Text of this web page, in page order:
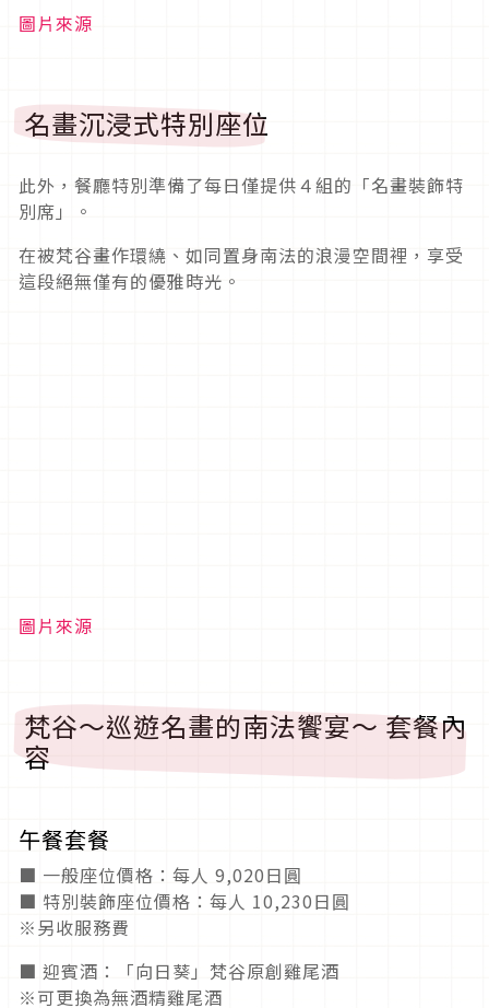
圖片來源
名畫沉浸式特別座位
此外，餐廳特別準備了每日僅提供４組的「名畫裝飾特
別席」。
在被梵谷畫作環繞、如同置身南法的浪漫空間裡，享受
這段絕無僅有的優雅時光。
圖片來源
梵谷～巡遊名畫的南法饗宴～ 套餐內
容
午餐套餐
■ 一般座位價格：每人 9,020日圓
■ 特別裝飾座位價格：每人 10,230日圓
※另收服務費
■ 迎賓酒：「向日葵」梵谷原創雞尾酒
※可更換為無酒精雞尾酒